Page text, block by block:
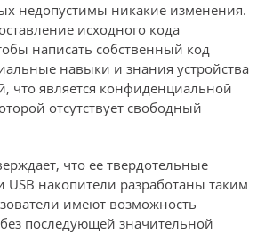
недопустимы никакие изменения.
исходного кода
написать собственный код
навыки и знания устройства
что является конфиденциальной
отсутствует свободный
что ее твердотельные
USB накопители разработаны таким
имеют возможность
последующей значительной